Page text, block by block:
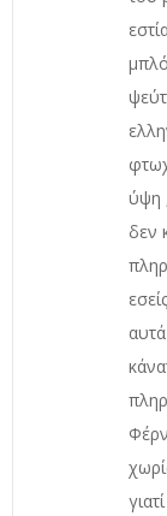
ύψη
δεν